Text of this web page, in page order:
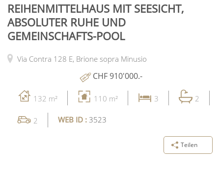
REIHENMITTELHAUS MIT SEESICHT,
ABSOLUTER RUHE UND
GEMEINSCHAFTS-POOL
Via Contra 128 E, Brione sopra Minusio
CHF 910'000.-
132 m² 110 m² 3 2
2 WEB ID : 3523
Teilen